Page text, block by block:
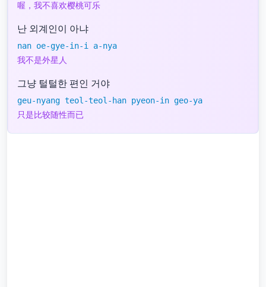
喔，我不喜欢樱桃可乐
난 외계인이 아냐
nan oe-gye-in-i a-nya
我不是外星人
그냥 털털한 편인 거야
geu-nyang teol-teol-han pyeon-in geo-ya
只是比较随性而已